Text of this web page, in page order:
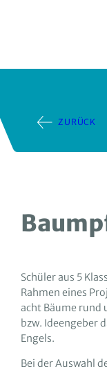
ZURÜCK
Schüler aus 5
Rahmen eines
acht Bäume rund
bzw. Ideengeber
Engels.
Bei der Auswahl